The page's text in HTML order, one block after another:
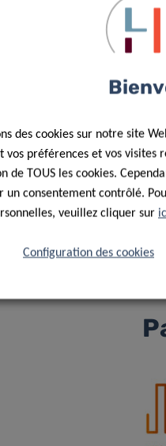
2020-2024 » et est
des cookies sur notre site
vos préférences et vos visites
de TOUS les cookies.
un consentement contrôlé.
veuillez cliquer sur
Configuration des cookies